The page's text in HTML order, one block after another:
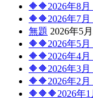
🔶🔶2026年8
🔶🔶2026年7
無題 2026年5
🔶🔶2026年5
🔶🔶2026年4
🔶🔶2026年3
🔶🔶2026年2
🔶🔶🔶2026年